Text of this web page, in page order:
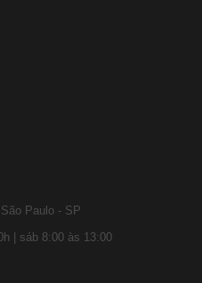
Paulo - SP
| sáb 8:00 às 13:00